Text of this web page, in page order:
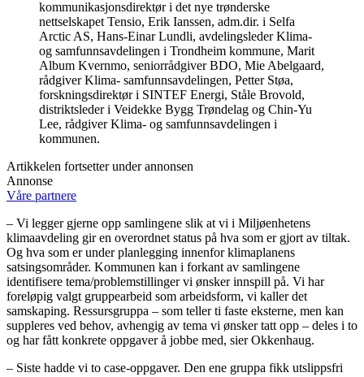
kommunikasjonsdirektør i det nye trønderske
nettselskapet Tensio, Erik Ianssen, adm.dir. i Selfa
Arctic AS, Hans-Einar Lundli, avdelingsleder Klima-
og samfunnsavdelingen i Trondheim kommune, Marit
Album Kvernmo, seniorrådgiver BDO, Mie Abelgaard,
rådgiver Klima- samfunnsavdelingen, Petter Støa,
forskningsdirektør i SINTEF Energi, Ståle Brovold,
distriktsleder i Veidekke Bygg Trøndelag og Chin-Yu
Lee, rådgiver Klima- og samfunnsavdelingen i
kommunen.
Artikkelen fortsetter under annonsen
Annonse
Våre partnere
– Vi legger gjerne opp samlingene slik at vi i Miljøenhetens
klimaavdeling gir en overordnet status på hva som er gjort av tiltak.
Og hva som er under planlegging innenfor klimaplanens
satsingsområder. Kommunen kan i forkant av samlingene
identifisere tema/problemstillinger vi ønsker innspill på. Vi har
foreløpig valgt gruppearbeid som arbeidsform, vi kaller det
samskaping. Ressursgruppa – som teller ti faste eksterne, men kan
suppleres ved behov, avhengig av tema vi ønsker tatt opp – deles i to
og har fått konkrete oppgaver å jobbe med, sier Okkenhaug.
– Siste hadde vi to case-oppgaver. Den ene gruppa fikk utslippsfri